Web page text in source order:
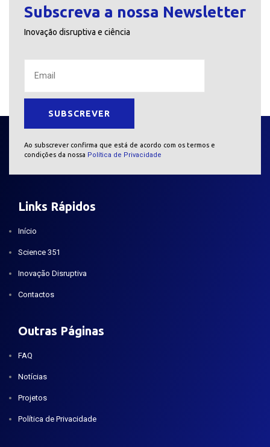
Subscreva a nossa Newsletter
Inovação disruptiva e ciência
Ao subscrever confirma que está de acordo com os termos e
condições da nossa Política de Privacidade
Links Rápidos
Início
Science 351
Inovação Disruptiva
Contactos
Outras Páginas
FAQ
Notícias
Projetos
Política de Privacidade